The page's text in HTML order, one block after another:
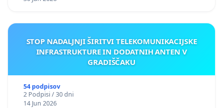
STOP NADALJNJI ŠIRITVI TELEKOMUNIKACIJSKE
INFRASTRUKTURE IN DODATNIH ANTEN V
GRADIŠČAKU
54 podpisov
2 Podpisi / 30 dni
14 Jun 2026